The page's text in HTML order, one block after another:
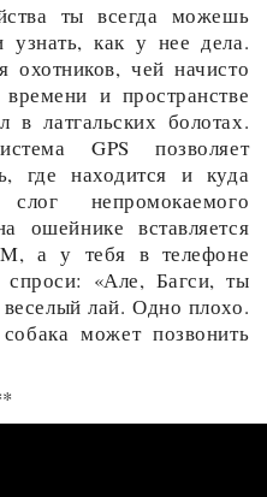
ты всегда можешь
узнать, как у нее дела.
чей начисто
и пространстве
в латгальских болотах.
GPS позволяет
где находится и куда
непромокаемого
ошейнике вставляется
а у тебя в телефоне
спроси: «Але, Багси, ты
лай. Одно плохо.
может позвонить